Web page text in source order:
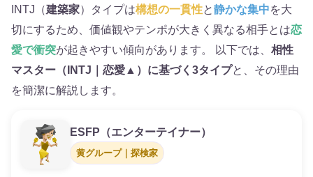
INTJ（建築家）タイプは構想の一貫性と静かな集中を大
切にするため、価値観やテンポが大きく異なる相手とは恋
愛で衝突が起きやすい傾向があります。 以下では、 相性
マスター（INTJ｜恋愛▲）に基づく3タイプと、その理由
を簡潔に解説します。
ESFP（エンターテイナー）
黄グループ｜探検家